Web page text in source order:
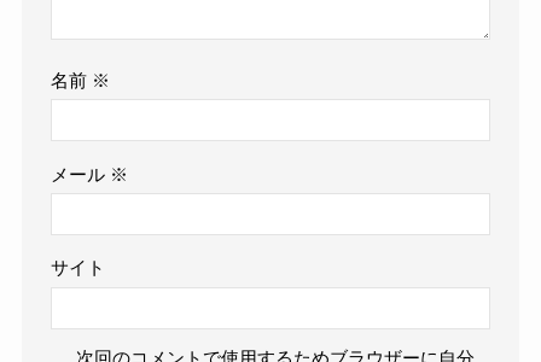
名前 ※
メール ※
サイト